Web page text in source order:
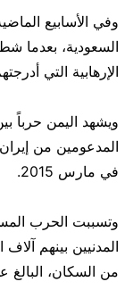
وفي الأسابيع
السعودية، بعدما
الإرهابية التي
ويشهد اليمن حرباً
المدعومين من
في مارس 2015.
وتسببت الحرب